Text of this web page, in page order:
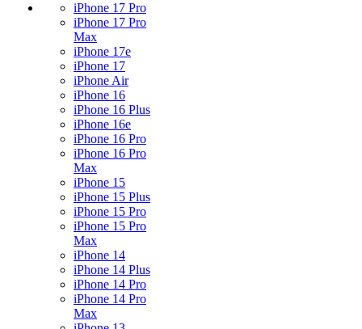
iPhone 17 Pro
iPhone 17 Pro
Max
iPhone 17e
iPhone 17
iPhone Air
iPhone 16
iPhone 16 Plus
iPhone 16e
iPhone 16 Pro
iPhone 16 Pro
Max
iPhone 15
iPhone 15 Plus
iPhone 15 Pro
iPhone 15 Pro
Max
iPhone 14
iPhone 14 Plus
iPhone 14 Pro
iPhone 14 Pro
Max